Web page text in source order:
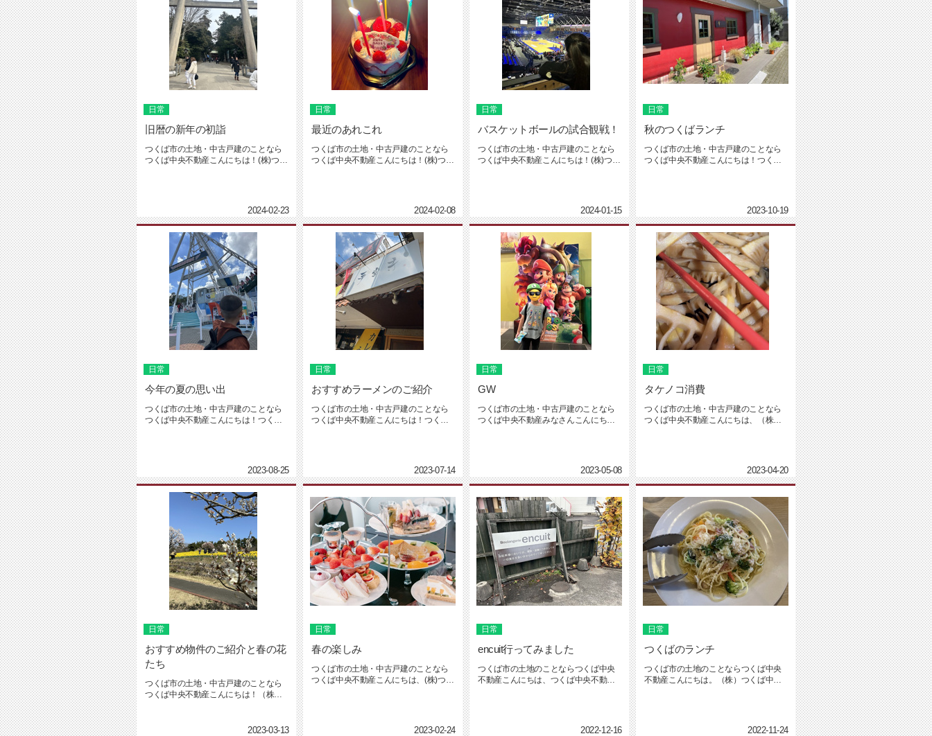
日常
旧暦の新年の初詣
つくば市の土地・中古戸建のことなら
つくば中央不動産こんにちは！(株)つく
2024-02-23
日常
最近のあれこれ
つくば市の土地・中古戸建のことなら
つくば中央不動産こんにちは！(株)つく
2024-02-08
日常
バスケットボールの試合観戦！
つくば市の土地・中古戸建のことなら
つくば中央不動産こんにちは！(株)つく
2024-01-15
日常
秋のつくばランチ
つくば市の土地・中古戸建のことなら
つくば中央不動産こんにちは！つくば
2023-10-19
日常
今年の夏の思い出
つくば市の土地・中古戸建のことなら
つくば中央不動産こんにちは！つくば
2023-08-25
日常
おすすめラーメンのご紹介
つくば市の土地・中古戸建のことなら
つくば中央不動産こんにちは！つくば
2023-07-14
日常
GW
つくば市の土地・中古戸建のことなら
つくば中央不動産みなさんこんにち
2023-05-08
日常
タケノコ消費
つくば市の土地・中古戸建のことなら
つくば中央不動産こんにちは、（株）
2023-04-20
日常
おすすめ物件のご紹介と春の花
たち
つくば市の土地・中古戸建のことなら
つくば中央不動産こんにちは！（株）
2023-03-13
日常
春の楽しみ
つくば市の土地・中古戸建のことなら
つくば中央不動産こんにちは、(株)つく
2023-02-24
日常
encuit行ってみました
つくば市の土地のことならつくば中央
不動産こんにちは、つくば中央不動産
2022-12-16
日常
つくばのランチ
つくば市の土地のことならつくば中央
不動産こんにちは。（株）つくば中央
2022-11-24